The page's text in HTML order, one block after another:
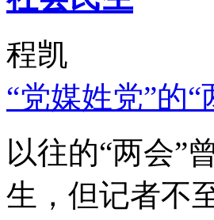
程凯
“党媒姓党”的“
以往的“两会”
生，但记者不